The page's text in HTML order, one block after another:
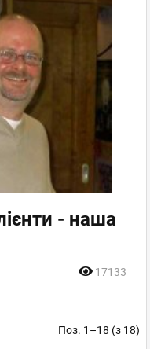
- наша
17133
Поз. 1–18 (з 18)